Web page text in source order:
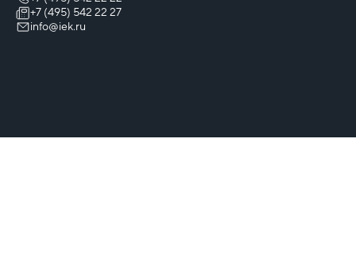
+7 (495) 542 22 27
info@iek.ru